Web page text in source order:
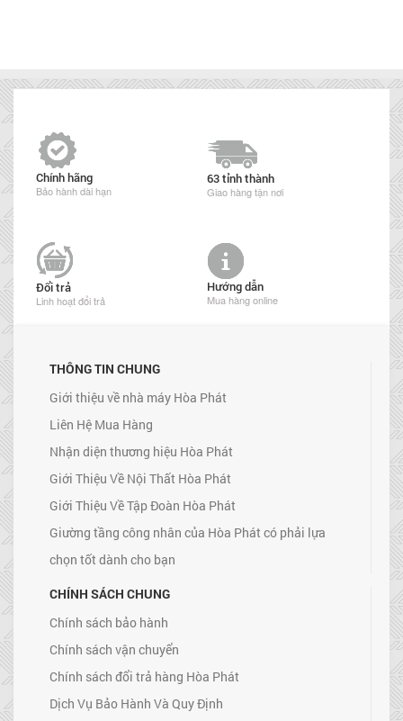
Chính hãng
Bảo hành dài hạn
63 tỉnh thành
Giao hàng tận nơi
Đổi trả
Linh hoạt đổi trả
Hướng dẫn
Mua hàng online
THÔNG TIN CHUNG
Giới thiệu về nhà máy Hòa Phát
Liên Hệ Mua Hàng
Nhận diện thương hiệu Hòa Phát
Giới Thiệu Về Nội Thất Hòa Phát
Giới Thiệu Về Tập Đoàn Hòa Phát
Giường tầng công nhân của Hòa Phát có phải lựa
chọn tốt dành cho bạn
CHÍNH SÁCH CHUNG
Chính sách bảo hành
Chính sách vận chuyển
Chính sách đổi trả hàng Hòa Phát
Dịch Vụ Bảo Hành Và Quy Định